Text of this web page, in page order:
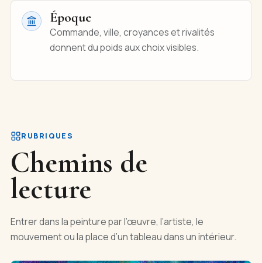
Époque
Commande, ville, croyances et rivalités
donnent du poids aux choix visibles.
RUBRIQUES
Chemins de
lecture
Entrer dans la peinture par l’œuvre, l’artiste, le
mouvement ou la place d’un tableau dans un intérieur.